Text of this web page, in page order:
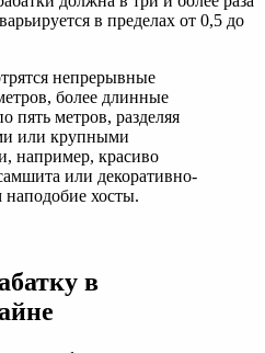
в пределах от 0,5 до
непрерывные
более длинные
пять метров, разделяя
или крупными
например, красиво
или декоративно-
хосты.
в